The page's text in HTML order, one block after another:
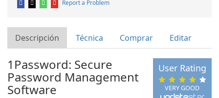
Report a Problem
Descripción Técnica Comprar Editar
VERY GOOD
User Rating
1Password: Secure
Password Management
Software